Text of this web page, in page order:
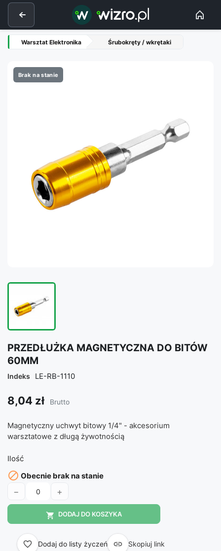
Warsztat Elektronika Śrubokręty / wkrętaki
Brak na stanie
PRZEDŁUŻKA MAGNETYCZNA DO BITÓW
60MM
Indeks LE-RB-1110
8,04 zł Brutto
Magnetyczny uchwyt bitowy 1/4" - akcesorium
warsztatowe z długą żywotnością
Ilość
 Obecnie brak na stanie
− +
 DODAJ DO KOSZYKA
favorite_border Dodaj do listy życzeń  Skopiuj link